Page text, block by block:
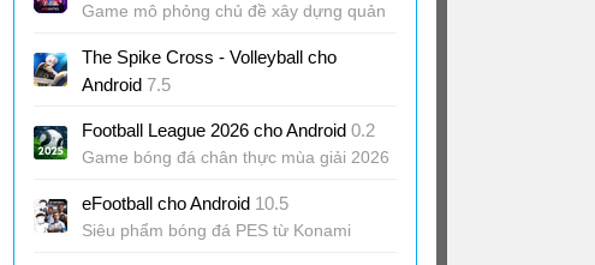
Game mô phỏng chủ đề xây dựng quản
The Spike Cross - Volleyball cho
Android 7.5
Football League 2026 cho Android 0.2
Game bóng đá chân thực mùa giải 2026
eFootball cho Android 10.5
Siêu phẩm bóng đá PES từ Konami